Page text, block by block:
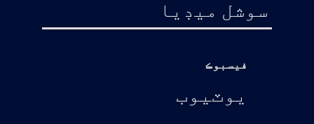
سوشل ميڊيا
فيسبوڪ
يوٽيوب